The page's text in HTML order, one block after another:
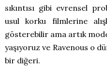
sıkıntısı gibi evrensel
usul korku filmlerine
gösterebilir ama artık
yaşıyoruz ve Ravenous o
bir diğeri.